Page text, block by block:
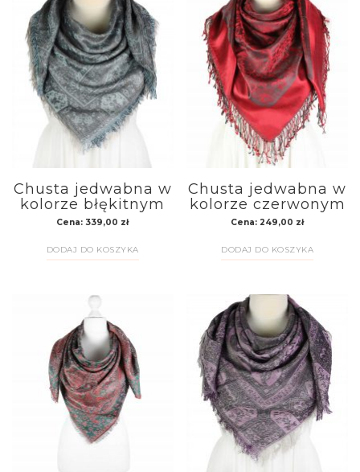
Chusta jedwabna w
kolorze błękitnym
Cena: 339,00 zł
DODAJ DO KOSZYKA
Chusta jedwabna w
kolorze czerwonym
Cena: 249,00 zł
DODAJ DO KOSZYKA